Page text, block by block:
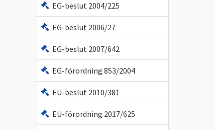
EG-beslut 2004/225
EG-beslut 2006/27
EG-beslut 2007/642
EG-förordning 853/2004
EU-beslut 2010/381
EU-förordning 2017/625